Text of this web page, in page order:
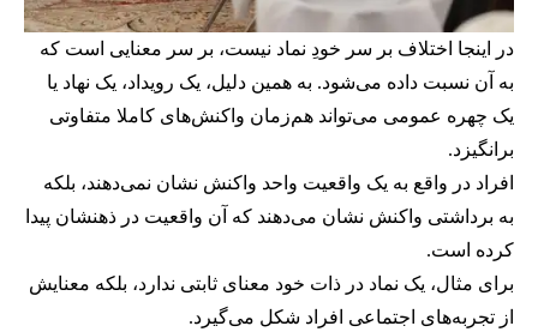
در اینجا اختلاف بر سر خودِ نماد نیست، بر سر معنایی است که
به آن نسبت داده می‌شود. به همین دلیل، یک رویداد، یک نهاد یا
یک چهره عمومی می‌تواند هم‌زمان واکنش‌های کاملا متفاوتی
برانگیزد.
افراد در واقع به یک واقعیت واحد واکنش نشان نمی‌دهند، بلکه
به برداشتی واکنش نشان می‌دهند که آن واقعیت در ذهنشان پیدا
کرده است.
برای مثال، یک نماد در ذات خود معنای ثابتی ندارد، بلکه معنایش
از تجربه‌های اجتماعی افراد شکل می‌گیرد.